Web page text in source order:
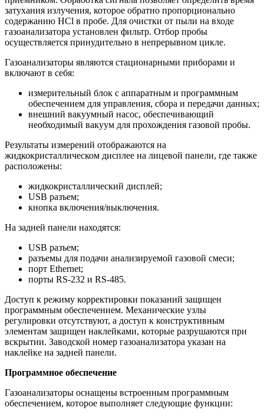
затухания излучения, которое обратно пропорционально
содержанию HCl в пробе. Для очистки от пыли на входе
газоанализатора установлен фильтр. Отбор пробы
осуществляется принудительно в непрерывном цикле.
Газоанализаторы являются стационарными приборами и
включают в себя:
измерительный блок с аппаратным и программным
обеспечением для управления, сбора и передачи данных;
внешний вакуумный насос, обеспечивающий
необходимый вакуум для прохождения газовой пробы.
Результаты измерений отображаются на
жидкокристаллическом дисплее на лицевой панели, где также
расположены:
жидкокристаллический дисплей;
USB разъем;
кнопка включения/выключения.
На задней панели находятся:
USB разъем;
разъемы для подачи анализируемой газовой смеси;
порт Ethernet;
порты RS-232 и RS-485.
Доступ к режиму корректировки показаний защищен
программным обеспечением. Механические узлы
регулировки отсутствуют, а доступ к конструктивным
элементам защищен наклейками, которые разрушаются при
вскрытии. Заводской номер газоанализатора указан на
наклейке на задней панели.
Программное обеспечение
Газоанализаторы оснащены встроенным программным
обеспечением, которое выполняет следующие функции: